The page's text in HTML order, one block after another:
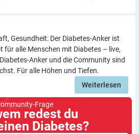
Gesundheit: Der Diabetes-Anker ist
für alle Menschen mit Diabetes – live,
Anker und die Community sind
Für alle Höhen und Tiefen.
Weiterlesen
Frage
redest du
Diabetes?